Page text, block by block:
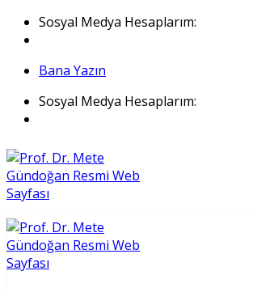
İçeriğe
atla
Sosyal Medya Hesaplarım:
Bana Yazın
Sosyal Medya Hesaplarım: